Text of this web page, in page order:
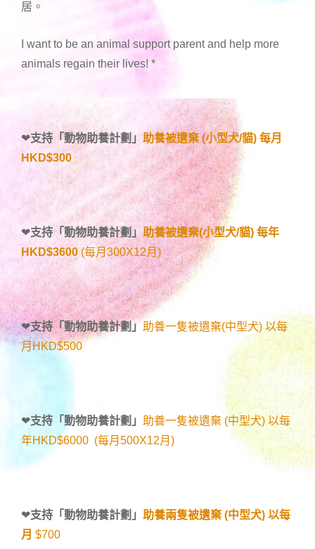
居。
I want to be an animal support parent and help more
animals regain their lives! *
❤支持「動物助養計劃 」 助養被遺棄 (小型犬/貓) 每月
HKD$300
❤支持「動物助養計劃 」助養被遺棄(小型犬/貓) 每年
HKD$3600 (每月300X12月)
❤支持「動物助養計劃 」 助養一隻被遺棄(中型犬) 以每
月HKD$500
❤支持「動物助養計劃 」 助養一隻被遺棄 (中型犬) 以每
年HKD$6000 (每月500X12月)
❤支持「動物助養計劃 」 助養兩隻被遺棄 (中型犬) 以每
月 $700